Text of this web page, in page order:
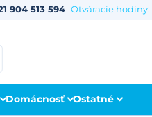
904 513 594Otváracie hodiny:
Domácnosť Ostatné